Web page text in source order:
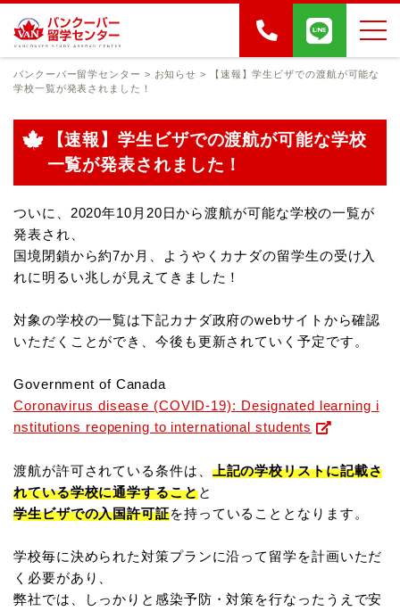
バンクーバー留学センター > お知らせ >
【速報】学生ビザでの渡航が可能な
学校一覧が発表されました！
【速報】学生ビザでの渡航が可能な学校
一覧が発表されました！
ついに、2020年10月20日から渡航が可能な学校の一覧が
発表され、
国境閉鎖から約7か月、ようやくカナダの留学生の受け入
れに明るい兆しが見えてきました！
対象の学校の一覧は下記カナダ政府のwebサイトから確認
いただくことができ、今後も更新されていく予定です。
Government of Canada
Coronavirus disease (COVID-19): Designated learning i
nstitutions reopening to international students
渡航が許可されている条件は、 上記の学校リストに記載さ
れている学校に通学することと
学生ビザでの入国許可証を持っていることとなります。
学校毎に決められた対策プランに沿って留学を計画いただ
く必要があり、
弊社では、しっかりと感染予防・対策を行なったうえで安